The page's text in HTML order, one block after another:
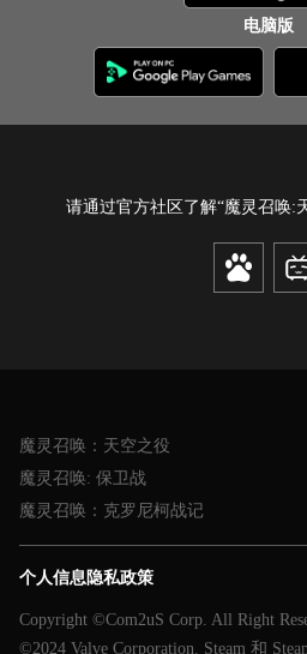
电脑版
请通过官方社区了解“魔灵召唤:
魔灵召唤：天空之役
魔灵召唤: 保卫战
魔灵召唤：克罗尼柯战记
个人信息隐私政策
Copyright ©Com2uS Corp. All Right
©2024 Valve Corporation. Steam 和